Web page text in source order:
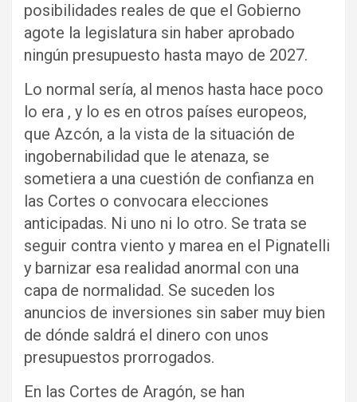
posibilidades reales de que el Gobierno
agote la legislatura sin haber aprobado
ningún presupuesto hasta mayo de 2027.
Lo normal sería, al menos hasta hace poco
lo era , y lo es en otros países europeos,
que Azcón, a la vista de la situación de
ingobernabilidad que le atenaza, se
sometiera a una cuestión de confianza en
las Cortes o convocara elecciones
anticipadas. Ni uno ni lo otro. Se trata se
seguir contra viento y marea en el Pignatelli
y barnizar esa realidad anormal con una
capa de normalidad. Se suceden los
anuncios de inversiones sin saber muy bien
de dónde saldrá el dinero con unos
presupuestos prorrogados.
En las Cortes de Aragón, se han